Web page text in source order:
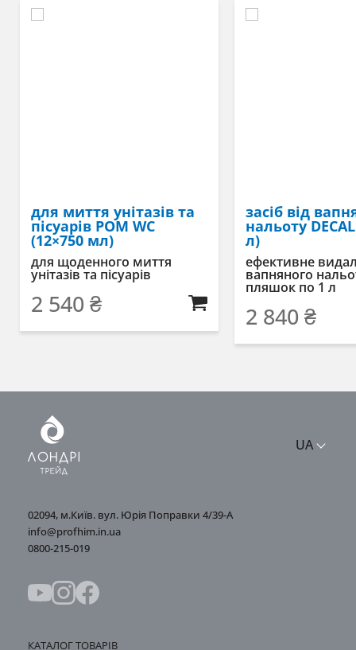
для миття унітазів та
пісуарів POM WC
(12×750 мл)
для щоденного миття
унітазів та пісуарів
2 540 ₴
засіб від
нальоту
л)
ефективне
вапняного
пляшок по 1 л
2 840 ₴
UA
02094, м.Київ. вул. Юрія Поправки 4/39-А
info@profhim.in.ua
0800-215-019
КАТАЛОГ ТОВАРІВ